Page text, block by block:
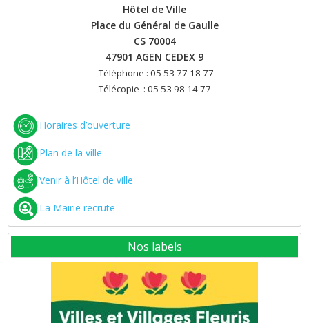
Hôtel de Ville
Place du Général de Gaulle
CS 70004
47901 AGEN CEDEX 9
Téléphone : 05 53 77 18 77
Télécopie : 05 53 98 14 77
Horaires d’ouverture
Plan de la ville
Venir à l’Hôtel de ville
La Mairie recrute
Nos labels